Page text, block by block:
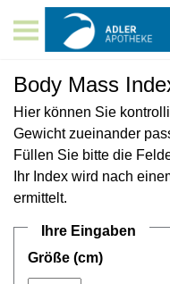
Body Mass
Hier können Sie
Gewicht zueinander
Füllen Sie bitte die
Ihr Index wird nach
ermittelt.
Ihre Eingaben
Größe (cm)